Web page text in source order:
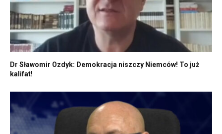
Dr Sławomir Ozdyk: Demokracja niszczy Niemców! To już
kalifat!